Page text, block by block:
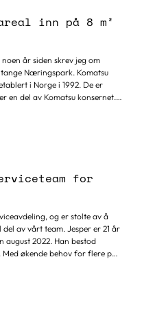
inn på 8 m²
år siden skrev jeg om
Næringspark. Komatsu
i Norge i 1992. De er
en del av Komatsu konsernet.
for
og er stolte av å
av vårt team. Jesper er 21 år
2022. Han bestod
økende behov for flere på